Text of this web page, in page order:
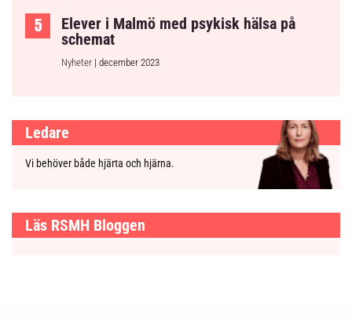
Elever i Malmö med psykisk hälsa på
schemat
Nyheter | december 2023
Ledare
Vi behöver både hjärta och hjärna.
Läs RSMH Bloggen